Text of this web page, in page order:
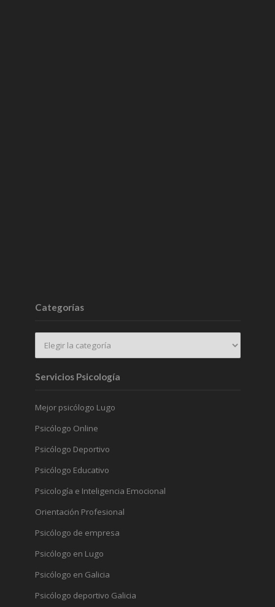
Categorías
Servicios Psicología
Mejor psicólogo Lugo
Psicólogo Online
Psicólogo Deportivo
Psicólogo Educativo
Psicología e Inteligencia Emocional
Orientación Profesional
Psicólogo de empresa
Psicólogo en Lugo
Psicólogo en Galicia
Psicólogo deportivo Galicia